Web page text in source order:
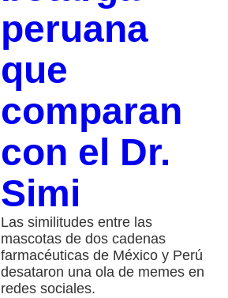
peruana
que
comparan
con el Dr.
Simi
Las similitudes entre las
mascotas de dos cadenas
farmacéuticas de México y Perú
desataron una ola de memes en
redes sociales.